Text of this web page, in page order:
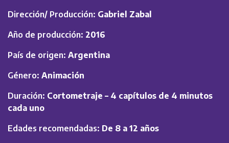
Dirección/ Producción: Gabriel Zabal
Año de producción: 2016
País de origen: Argentina
Género: Animación
Duración: Cortometraje – 4 capítulos de 4 minutos
cada uno
Edades recomendadas: De 8 a 12 años